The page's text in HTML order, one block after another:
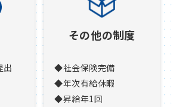
出
その他の制度
◆社会保険完備
◆年次有給休暇
◆昇給年1回